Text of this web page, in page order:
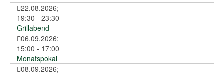
22.08.2026;
19:30 - 23:30
Grillabend
06.09.2026;
15:00 - 17:00
Monatspokal
08.09.2026;